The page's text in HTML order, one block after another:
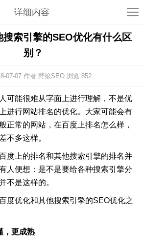
详细内容
搜索引擎的SEO优化有什么区
别？
07-07 作者:野狼SEO 浏览:852
人可能很难从字面上进行理解，不是优
进行网站排名的优化。大家可能会有
正常的网站，在百度上排名怎么样，
不多这样。
度上的排名和其他搜索引擎的排名并
人便想：是不是要给各种搜索引擎分
不是这样的。
度优化和其他搜索引擎的SEO优化之
，更成熟